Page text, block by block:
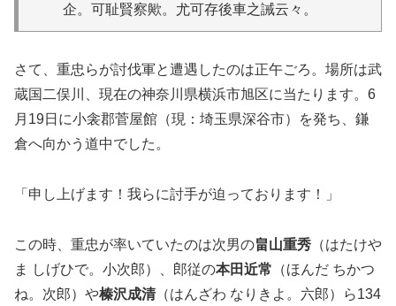
企。可耻賢察歟。尤可存後車之誡云々。
さて、重忠らが討伐軍と遭遇したのは正午ごろ。場所は武
蔵国二俣川、現在の神奈川県横浜市旭区に当たります。6
月19日に小衾郡菅屋館（現：埼玉県深谷市）を発ち、鎌
倉へ向かう道中でした。
「申し上げます！我らに討手が迫っております！」
この時、重忠が率いていたのは次男の畠山重秀 （はたけや
ま しげひで。小次郎）、郎従の本田近常 （ほんだ ちかつ
ね。次郎）や榛沢成清（はんざわ なりきよ。六郎）ら134